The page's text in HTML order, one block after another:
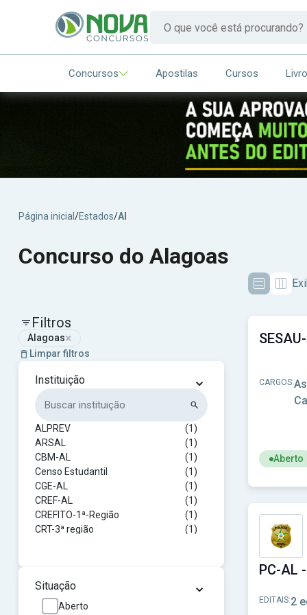
Concursos Apostilas Cursos
Página inicial /Estados/Al
Concurso do Alagoas
Filtros
Alagoas×
Limpar filtros
Instituição ⌄
ALPREV
(1)
ARSAL
(1)
CBM-AL
(1)
Censo Estudantil
(1)
CGE-AL
(1)
CREF-AL
(1)
CREFITO-1ª-Região
(1)
CRT-3ª região
(1)
FAPEAL
(1)
IFAL
Situação ⌄
Aberto
Aberto
CARGOS:
EDITAIS:2